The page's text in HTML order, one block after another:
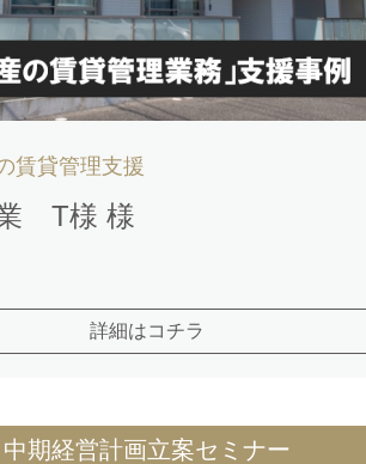
賃貸管理支援
T様 様
詳細はコチラ
中期経営計画立案セミナー